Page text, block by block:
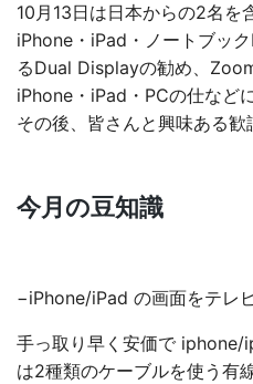
10月13日は日本からの2名を
iPhone・iPad・ノートブッ
るDual Displayの勧め、
iPhone・iPad・PCの仕など
その後、皆さんと興味ある歓
今月の豆知識
−iPhone/iPad の画面をテレ
手っ取り早く安価で iphone/
は2種類のケーブルを使う有